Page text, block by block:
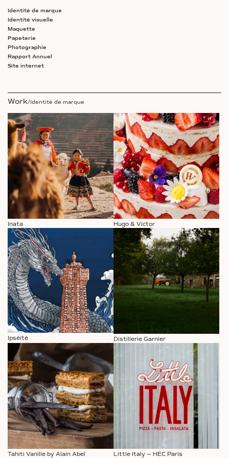
Identité de marque
Identité visuelle
Maquette
Papeterie
Photographie
Rapport Annuel
Site internet
Work/Identité de marque
Inata Hugo & Victor
Ipséité Distillerie Garnier
Tahiti Vanille by Alain Abel Little Italy — HEC Paris